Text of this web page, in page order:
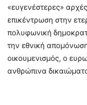
«ευγενέστερες»
επικέντρωση στην
πολυφωνική
την εθνική
οικουμενισμός, ο
ανθρώπινα